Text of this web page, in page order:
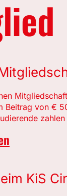
Beitrag von €
KiS